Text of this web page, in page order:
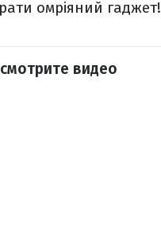
омріяний гаджет!
видео